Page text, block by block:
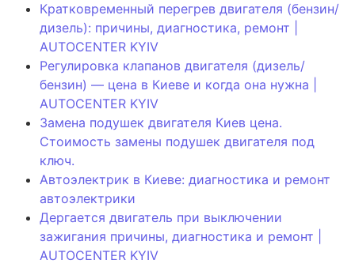
Кратковременный перегрев двигателя (бензин/
дизель): причины, диагностика, ремонт |
AUTOCENTER KYIV
Регулировка клапанов двигателя (дизель/
бензин) — цена в Киеве и когда она нужна |
AUTOCENTER KYIV
Замена подушек двигателя Киев цена.
Стоимость замены подушек двигателя под
ключ.
Автоэлектрик в Киеве: диагностика и ремонт
автоэлектрики
Дергается двигатель при выключении
зажигания причины, диагностика и ремонт |
AUTOCENTER KYIV